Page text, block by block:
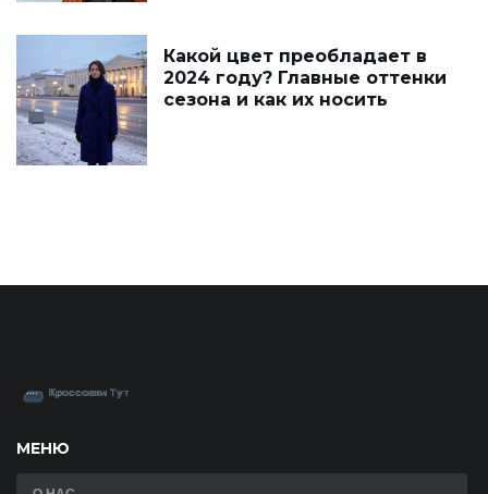
Какой цвет преобладает в
2024 году? Главные оттенки
сезона и как их носить
МЕНЮ